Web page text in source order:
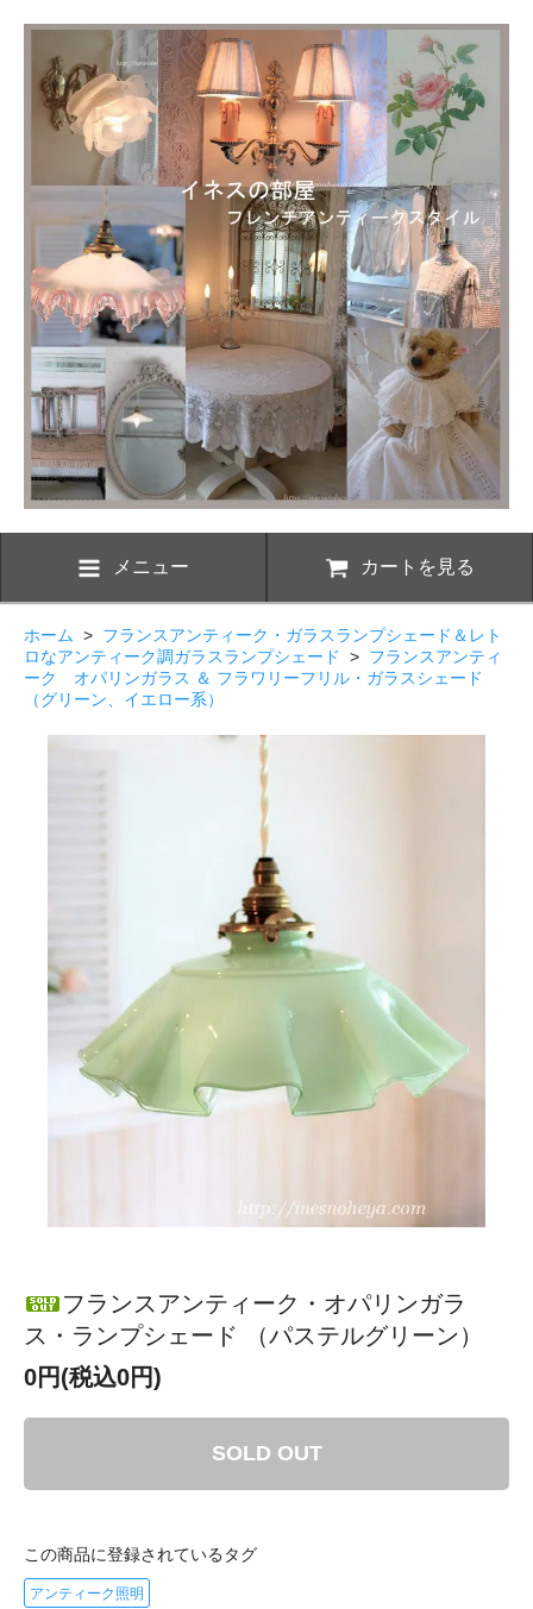
メニュー カートを見る
ホーム > フランスアンティーク・ガラスランプシェード＆レト
ロなアンティーク調ガラスランプシェード
> フランスアンティ
ーク オパリンガラス ＆ フラワリーフリル・ガラスシェード
（グリーン、イエロー系）
フランスアンティーク・オパリンガラ
ス・ランプシェード （パステルグリーン）
0円(税込0円)
SOLD OUT
この商品に登録されているタグ
アンティーク照明